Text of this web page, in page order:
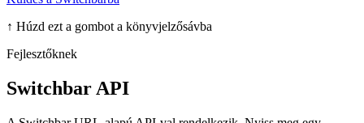
↑ Húzd ezt a gombot a könyvjelzősávba
Fejlesztőknek
Switchbar API